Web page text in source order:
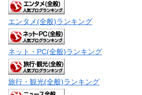
エンタメ(全般)ランキング
ネット・PC(全般)ランキング
旅行・観光(全般)ランキング